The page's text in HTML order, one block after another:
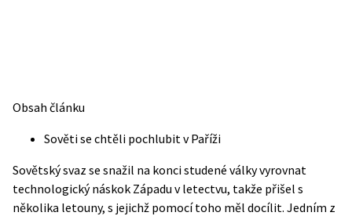
Obsah článku
Sověti se chtěli pochlubit v Paříži
Sovětský svaz se snažil na konci studené války vyrovnat
technologický náskok Západu v letectvu, takže přišel s
několika letouny, s jejichž pomocí toho měl docílit. Jedním z